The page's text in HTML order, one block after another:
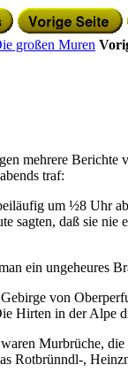
großen Muren
mehrere
traf:
um ½8 Uhr
sagten, daß sie
ein ungeheures
von
Hirten in der Alpe
Murbrüche,
Rotbrünndl-,